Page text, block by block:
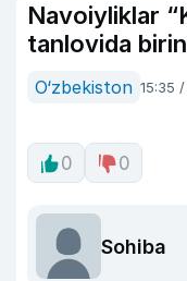
Navoiyliklar
tanlovida
O‘zbekiston 15:35
0 0
Sohiba